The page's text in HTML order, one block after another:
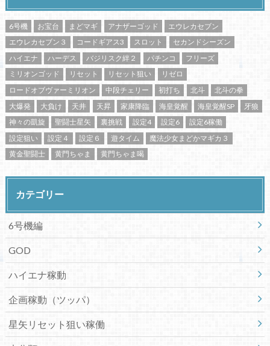
6号機 お宝台 まどマギ アナザーゴッド
エウレカセブン
エウレカセブン３
コードギアス3 スロット
セカンドシーズン
ハイエナ
ハーデス バジリスク絆２ パチンコ
フリーズ
ミリオンゴッド
リセット リセット狙い
リゼロ
ロードオブヴァーミリオン
中段チェリー 初打ち 北斗
北斗の拳
大爆発
大負け 天井 天昇 家康降臨 海皇覚醒 海皇覚醒SP
牙狼
神々の凱旋
聖闘士星矢 裏挑戦 設定4 設定6
設定6稼働
設定狙い
設定４ 設定６ 遊タイム
魔法少女まどかマギカ３
黄金聖闘士
黄門ちゃま 黄門ちゃま喝
カテゴリー
6号機編
GOD
ハイエナ稼動
企画稼動（ツッパ）
星矢リセット狙い稼働